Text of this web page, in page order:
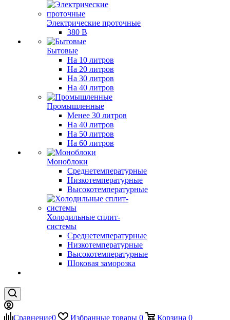
Электрические проточные
380 В
Бытовые
На 10 литров
На 20 литров
На 30 литров
На 40 литров
Промышленные
Менее 30 литров
На 40 литров
На 50 литров
На 60 литров
Моноблоки
Среднетемпературные
Низкотемпературные
Высокотемпературные
Холодильные сплит-
системы
Среднетемпературные
Низкотемпературные
Высокотемпературные
Шоковая заморозка
Сравнение0 Избранные товары 0 Корзина 0